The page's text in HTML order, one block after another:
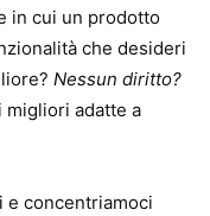
in cui un prodotto
che desideri
Nessun diritto?
migliori adatte a
e concentriamoci